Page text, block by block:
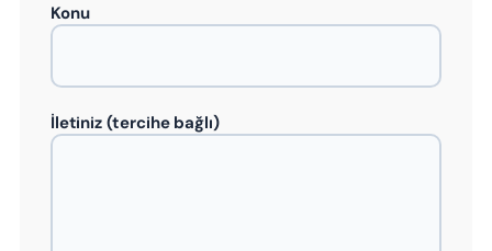
Konu
İletiniz (tercihe bağlı)